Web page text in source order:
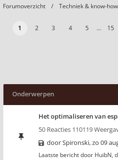
Forumoverzicht Techniek & know-how
1 2 3 4 5 … 15
Onderwerpen
Het optimaliseren van
50 Reacties 110119
doorSpironski,zo 09
Laatste bericht door HuibN,